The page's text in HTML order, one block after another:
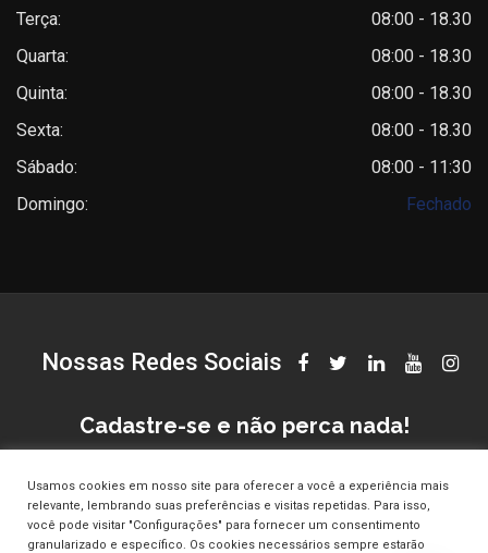
Terça:
08:00 - 18.30
Quarta:
08:00 - 18.30
Quinta:
08:00 - 18.30
Sexta:
08:00 - 18.30
Sábado:
08:00 - 11:30
Domingo:
Fechado
Nossas Redes Sociais
Cadastre-se e não perca nada!
Usamos cookies em nosso site para oferecer a você a experiência mais
relevante, lembrando suas preferências e visitas repetidas. Para isso,
você pode visitar "Configurações" para fornecer um consentimento
granularizado e específico. Os cookies necessários sempre estarão